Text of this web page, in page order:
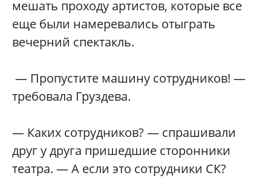
мешать проходу артистов, которые все
еще были намеревались отыграть
вечерний спектакль.
— Пропустите машину сотрудников! —
требовала Груздева.
— Каких сотрудников? — спрашивали
друг у друга пришедшие сторонники
театра. — А если это сотрудники СК?